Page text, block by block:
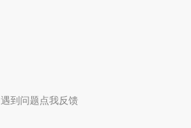
遇到问题点我反馈